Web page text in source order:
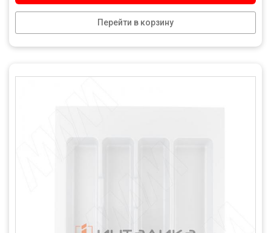
Перейти в корзину